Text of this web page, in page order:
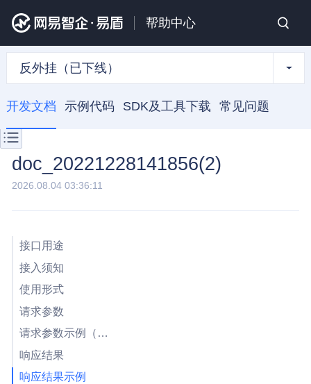
帮助中心
反外挂（已下线）
开发文档 示例代码 SDK及工具下载 常见问题
doc_20221228141856(2)
2026.08.04 03:36:11
接口用途
接入须知
使用形式
请求参数
请求参数示例（包括公共参数）
响应结果
响应结果示例